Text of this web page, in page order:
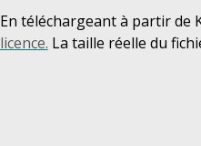
En téléchargeant à partir de
licence. La taille réelle du